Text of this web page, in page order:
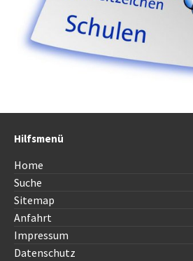
Hilfsmenü
Home
Suche
Sitemap
Anfahrt
Impressum
Datenschutz